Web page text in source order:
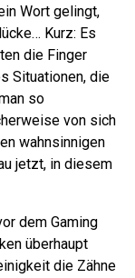
Wort gelingt,
Kurz: Es
die Finger
Situationen, die
so
von sich
wahnsinnigen
jetzt, in diesem
dem Gaming
überhaupt
die Zähne